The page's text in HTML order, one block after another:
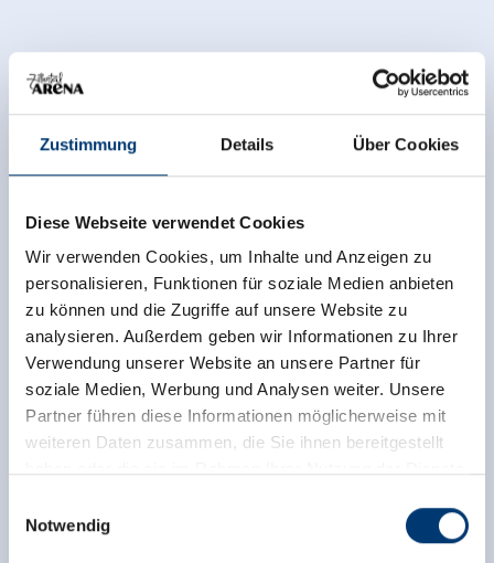
Zustimmung Details Über Cookies
Diese Webseite verwendet Cookies
Wir verwenden Cookies, um Inhalte und Anzeigen zu
personalisieren, Funktionen für soziale Medien anbieten
zu können und die Zugriffe auf unsere Website zu
analysieren. Außerdem geben wir Informationen zu Ihrer
Verwendung unserer Website an unsere Partner für
soziale Medien, Werbung und Analysen weiter. Unsere
Partner führen diese Informationen möglicherweise mit
weiteren Daten zusammen, die Sie ihnen bereitgestellt
Notwendig
Diese Unterkunft wurde außerhalb des
Bewertungen und errechnet einen Durchschnitt der
Bewertungsresultate.